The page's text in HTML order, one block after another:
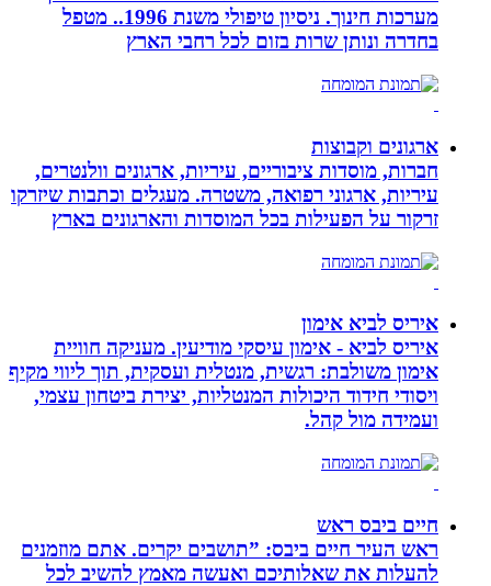
מערכות חינוך. ניסיון טיפולי משנת 1996.. מטפל
בחדרה ונותן שרות בזום לכל רחבי הארץ
ארגונים וקבוצות
חברות, מוסדות ציבוריים, עיריות, ארגונים וולנטרים,
עיריות, ארגוני רפואה, משטרה. מעגלים וכתבות שיזרקו
זרקור על הפעילות בכל המוסדות והארגונים בארץ
איריס לביא אימון
איריס לביא - אימון עיסקי מודיעין. מעניקה חוויית
אימון משולבת: רגשית, מנטלית ועסקית, תוך ליווי מקיף
ויסודי חידוד היכולות המנטליות, יצירת ביטחון עצמי,
ועמידה מול קהל.
חיים ביבס ראש
ראש העיר חיים ביבס: ”תושבים יקרים. אתם מוזמנים
להעלות את שאלותיכם ואעשה מאמץ להשיב לכל